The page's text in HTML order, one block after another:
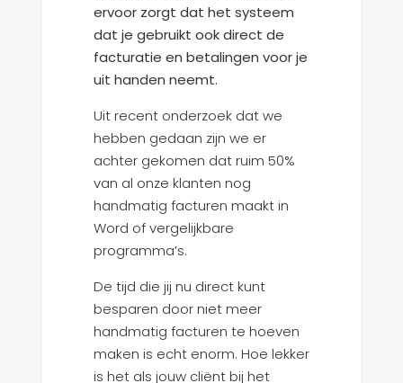
ervoor zorgt dat het systeem
dat je gebruikt ook direct de
facturatie en betalingen voor je
uit handen neemt.
Uit recent onderzoek dat we
hebben gedaan zijn we er
achter gekomen dat ruim 50%
van al onze klanten nog
handmatig facturen maakt in
Word of vergelijkbare
programma’s.
De tijd die jij nu direct kunt
besparen door niet meer
handmatig facturen te hoeven
maken is echt enorm. Hoe lekker
is het als jouw cliënt bij het